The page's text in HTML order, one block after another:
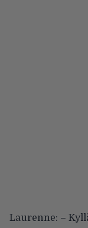
Laurenne: –